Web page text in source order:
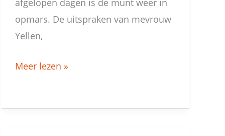
afgelopen dagen is de munt weer in
opmars. De uitspraken van mevrouw
Yellen,
Meer lezen »